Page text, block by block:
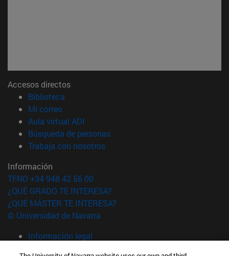
Accesos directos
Biblioteca
Mi correo(abre en nueva ventana)
Aula virtual ADI
Búsqueda de personas(abre en nueva ventana)
Trabaja con nosotros(abre en nueva ventana)
Información
TFNO +34 948 42 56 00
¿QUÉ GRADO TE INTERESA?
¿QUÉ MÁSTER TE INTERESA?
© Universidad de Navarra
Información legal